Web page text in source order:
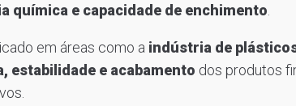
química e capacidade de enchimento
em áreas como a indústria de
estabilidade e acabamento dos produtos